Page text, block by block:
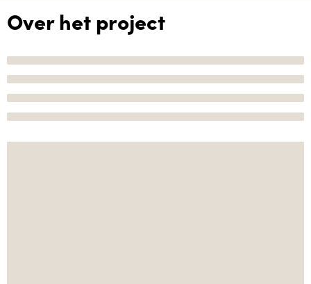
Over het project